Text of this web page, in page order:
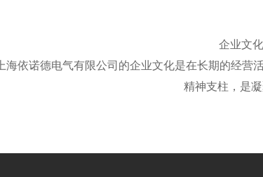
企业文
上海依诺德电气有限公司的企业文化是在长期的经营
精神支柱，是